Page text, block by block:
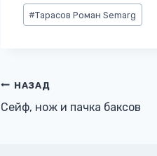
Метки
записи:
#Тарасов Роман Semarg
Навигация
по
НАЗАД
Сейф, нож и пачка баксов